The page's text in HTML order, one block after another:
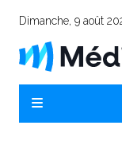
Dimanche, 9 août